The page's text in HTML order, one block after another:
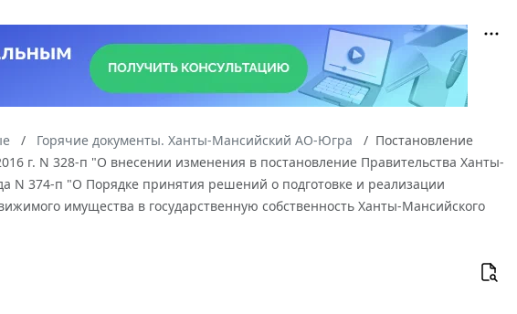
Горячие документы. Ханты-Мансийский АО-Югра
Постановление
г. N 328-п "О внесении изменения в постановление Правительства Ханты-
N 374-п "О Порядке принятия решений о подготовке и реализации
имущества в государственную собственность Ханты-Мансийского